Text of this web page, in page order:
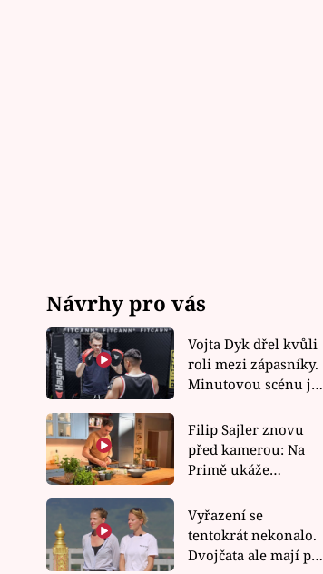
Návrhy pro vás
Vojta Dyk dřel kvůli
roli mezi zápasníky.
Minutovou scénu jel
Filip Sajler znovu
před kamerou: Na
Primě ukáže
rychlé recepty
Vyřazení se
tentokrát nekonalo.
Dvojčata ale mají po